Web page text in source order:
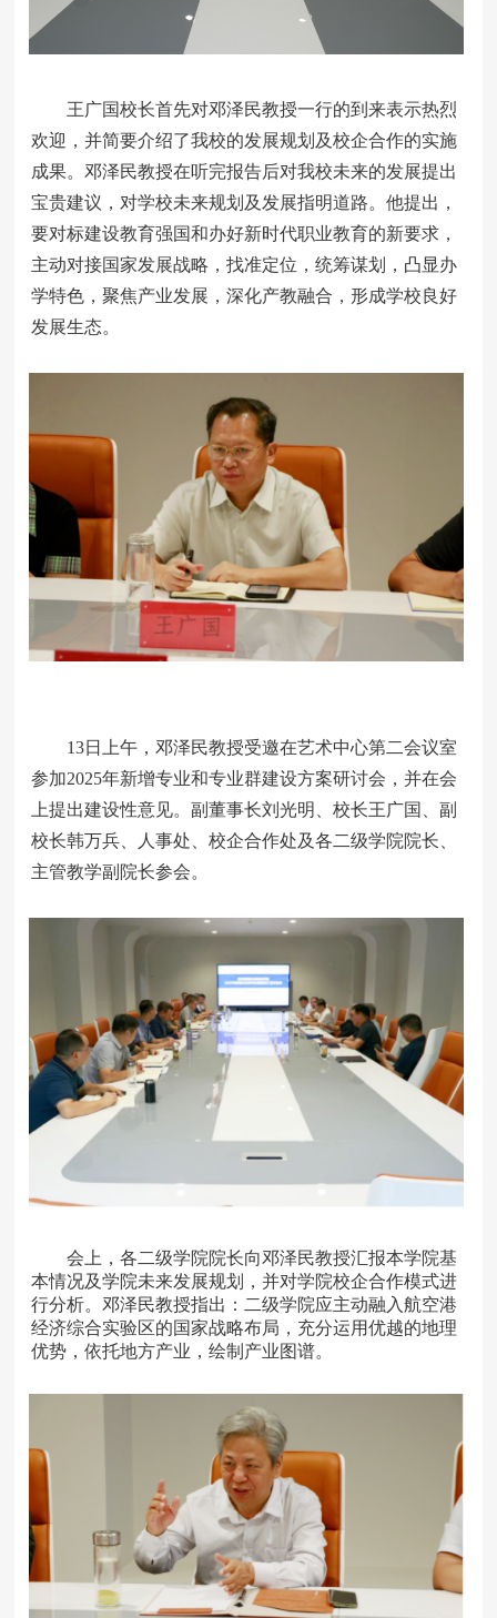
王广国校长首先对邓泽民教授一行的到来表示热烈
欢迎，并简要介绍了我校的发展规划及校企合作的实施
成果。邓泽民教授在听完报告后对我校未来的发展提出
宝贵建议，对学校未来规划及发展指明道路。他提出，
要对标建设教育强国和办好新时代职业教育的新要求，
主动对接国家发展战略，找准定位，统筹谋划，凸显办
学特色，聚焦产业发展，深化产教融合，形成学校良好
发展生态。
13日上午，邓泽民教授受邀在艺术中心第二会议室
参加2025年新增专业和专业群建设方案研讨会，并在会
上提出建设性意见。副董事长刘光明、校长王广国、副
校长韩万兵、人事处、校企合作处及各二级学院院长、
主管教学副院长参会。
会上，各二级学院院长向邓泽民教授汇报本学院基
本情况及学院未来发展规划，并对学院校企合作模式进
行分析。邓泽民教授指出：二级学院应主动融入航空港
经济综合实验区的国家战略布局，充分运用优越的地理
优势，依托地方产业，绘制产业图谱。